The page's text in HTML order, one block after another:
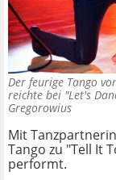
Der feurige Tango
reichte bei "Let's
Gregorowius
Mit
Tango zu "Tell It
performt.